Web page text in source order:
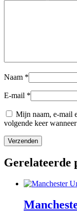
Naam *
E-mail *
Mijn naam, e-mail
volgende keer
Gerelateerde